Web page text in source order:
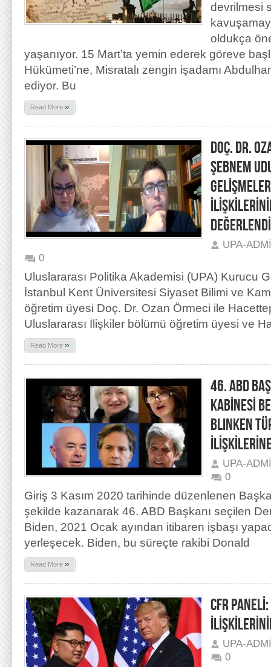
devrilmesi
oldukça
yaşanıyor. 15 Mart’ta yemin ederek göreve
Hükümeti’ne, Misratalı zengin işadamı
ediyor. Bu
Read More »
DOÇ. DR.
ŞEBNEM
UPA-
0
Uluslararası Politika Akademisi (UPA) Kurucu
İstanbul Kent Üniversitesi Siyaset Bilimi ve
öğretim üyesi Doç. Dr. Ozan Örmeci ile
Uluslararası İlişkiler bölümü öğretim üyesi ve
Read More »
46. ABD
KABİNESİ
BLINKEN
UPA-
0
Giriş 3 Kasım 2020 tarihinde düzenlenen
şekilde kazanarak 46. ABD Başkanı seçilen
Biden, 2021 Ocak ayından itibaren işbaşı
yerleşecek. Biden, bu süreçte rakibi Donald
Read More »
CFR
UPA-
0